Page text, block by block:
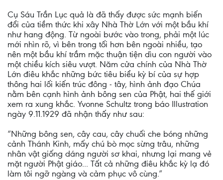
Cụ Sáu Trần Lục quả là đã thấy được sức mạnh biến
đổi của tiềm thức khi xây Nhà Thờ Lớn với một bầu khí
như hang động. Từ ngoài bước vào trong, phải một lúc
mới nhìn rõ, vì bên trong tối hơn bên ngoài nhiều, tạo
nên một bầu khí trầm mặc thuận tiện dìu con người vào
một chiều kích siêu vượt. Năm cửa chính của Nhà Thờ
Lớn điêu khắc những bức tiêu biểu kỳ bí của sự hợp
thông hai lối kiến trúc đông - tây, hình ảnh đạo Chúa
nằm bên cạnh hình ảnh bông sen của Phật, hai thế giới
xem ra xung khắc. Yvonne Schultz trong báo Illustration
ngày 9.11.1929 đã nhận thấy như sau:
“Những bông sen, cây cau, cây chuối che bóng những
cảnh Thánh Kinh, mấy chú bò mọc sừng trâu, những
nhân vật giống dáng người sơ khai, nhưng lại mang vẻ
mặt người Phật giáo... Tất cả những điêu khắc kỳ lạ đó
làm tôi ngỡ ngàng và cảm phục vô cùng.”